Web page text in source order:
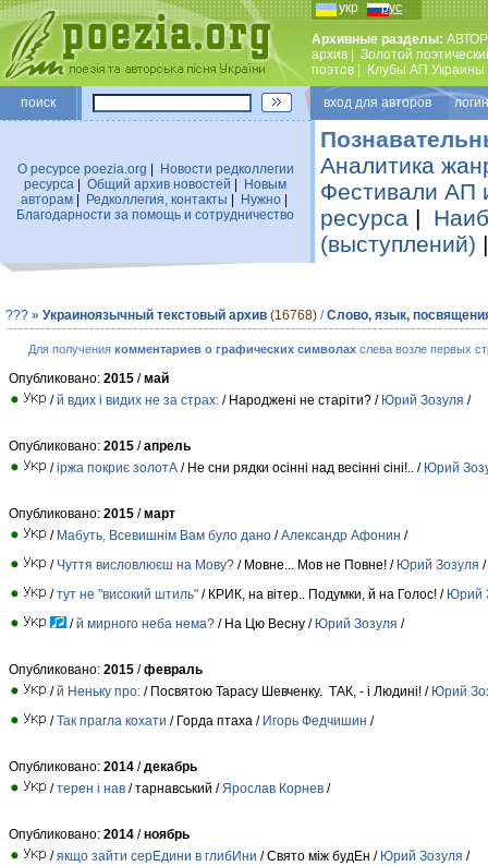
укр рус
Архивные разделы:
архив
Золотой
поэтов
Клубы АП Украины
поиск вход для авторов
О ресурсе poezia.org
Новости редколлегии
ресурса
Общий архив новостей
Новым
авторам| Редколлегия, контакты Нужно|
Благодарности за помощь и сотрудничество
Аналитика
Фестивали АП
ресурса |
(выступлений)
??? » Украиноязычный текстовый архив (16768) /Слово, язык,
Для получения комментариев о графических символахслева возле первых
Опубликовано: 2015 /май
/й вдих і видих не за страх: / Народженi не старiти? / Юрий Зозуля /
Опубликовано: 2015 /апрель
/iржа покриє золотА / Не сни рядки осiннi над весінні сіні!.. / Юрий
Опубликовано: 2015 /март
/ Мабуть, Всевишнім Вам було дано /Александр Афонин /
/ Чуття висловлюєш на Мову? / Мовне... Мов не Повне! / Юрий Зозуля /
/тут не "високий штиль" / КРИК, на вiтер.. Подумки, й на Голос! / Юрий
/й мирного неба нема? / На Цю Весну / Юрий Зозуля /
Опубликовано: 2015 /февраль
/й Неньку про: / Посвятою Тарасу Шевченку. ТАК, - i Людинi! / Юрий
/Так прагла кохати / Горда птаха / Игорь Федчишин /
Опубликовано: 2014 /декабрь
/терен і нав / тарнавський / Ярослав Корнев /
Опубликовано: 2014 /ноябрь
/якщо зайти серЕдини в глибИни / Свято мiж будЕн / Юрий Зозуля /